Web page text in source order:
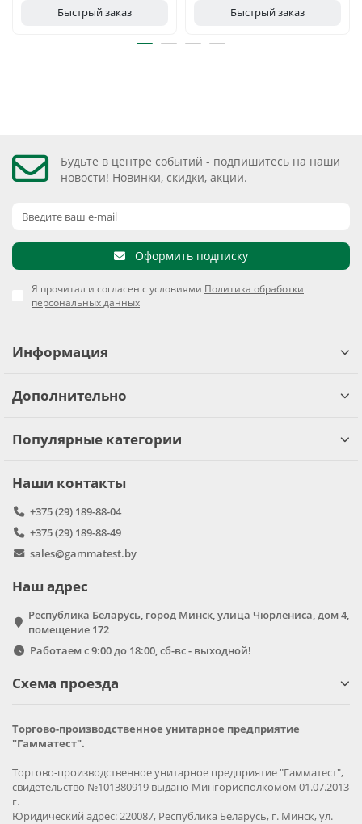
Быстрый заказ Быстрый заказ
Будьте в центре событий - подпишитесь на наши
новости! Новинки, скидки, акции.
Оформить подписку
Я прочитал и согласен с условиями Политика обработки
персональных данных
Информация
Дополнительно
Популярные категории
Наши контакты
+375 (29) 189-88-04
+375 (29) 189-88-49
sales@gammatest.by
Наш адрес
Республика Беларусь, город Минск, улица Чюрлёниса, дом 4,
помещение 172
Работаем с 9:00 до 18:00, сб-вс - выходной!
Схема проезда
Торгово-производственное унитарное предприятие
"Гамматест".
Торгово-производственное унитарное предприятие "Гамматест",
свидетельство №101380919 выдано Мингорисполкомом 01.07.2013
г.
Юридический адрес: 220087, Республика Беларусь, г. Минск, ул.